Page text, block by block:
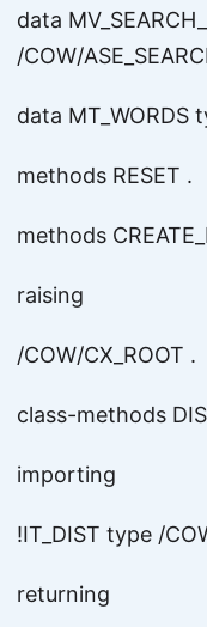
data
/COW/
data MT_WORDS
methods RESET .
methods
raising
/COW/CX_ROOT .
class-methods
importing
!IT_DIST type /
returning